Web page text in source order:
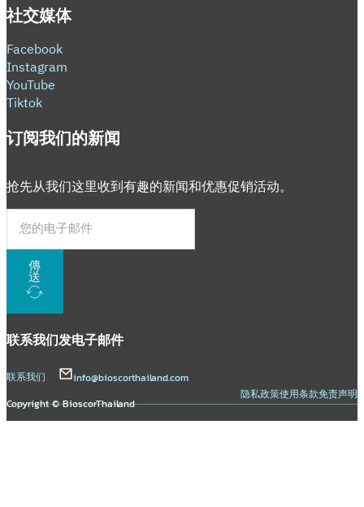
社交媒体
Facebook
Instagram
YouTube
Tiktok
订阅我们的新闻
抢先从我们这里收到有趣的新闻和优惠促销活动。
傳
送
联系我们
联系我们
发电子邮件
info@bioscorthailand.com
Copyright © BioscorThailand
隐私政策使用条款免责声明